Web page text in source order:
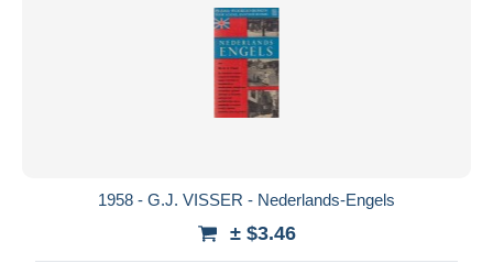
1958 - G.J. VISSER - Nederlands-Engels
± $3.46